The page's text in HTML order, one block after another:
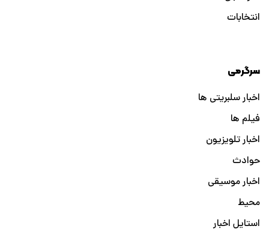
انتخابات
سرگرمی
اخبار سلبریتی ها
فیلم ها
اخبار تلویزیون
حوادث
اخبار موسیقی
محیط
استایل اخبار